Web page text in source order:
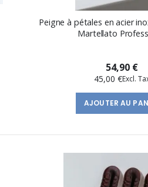
Peigne à pétales en acier
Martellato
54,90 €
45,00 €
AJOUTER AU